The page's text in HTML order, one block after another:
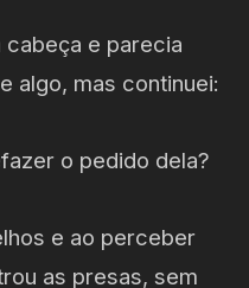
cabeça e parecia
algo, mas continuei:
o pedido dela?
e ao perceber
as presas, sem